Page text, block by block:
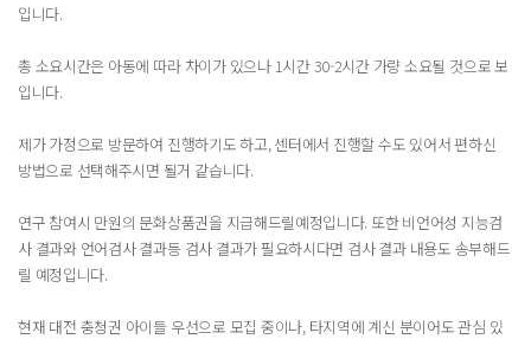
입니다.
총 소요시간은 아동에 따라 차이가 있으나 1시간 30-2시간 가량 소요될 것으로 보
입니다.
제가 가정으로 방문하여 진행하기도 하고, 센터에서 진행할 수도 있어서 편하신
방법으로 선택해주시면 될거 같습니다.
연구 참여시 만원의 문화상품권을 지급해드릴예정입니다. 또한 비언어성 지능검
사 결과와 언어검사 결과등 검사 결과가 필요하시다면 검사 결과 내용도 송부해드
릴 예정입니다.
현재 대전 충청권 아이들 우선으로 모집 중이나, 타지역에 계신 분이어도 관심 있